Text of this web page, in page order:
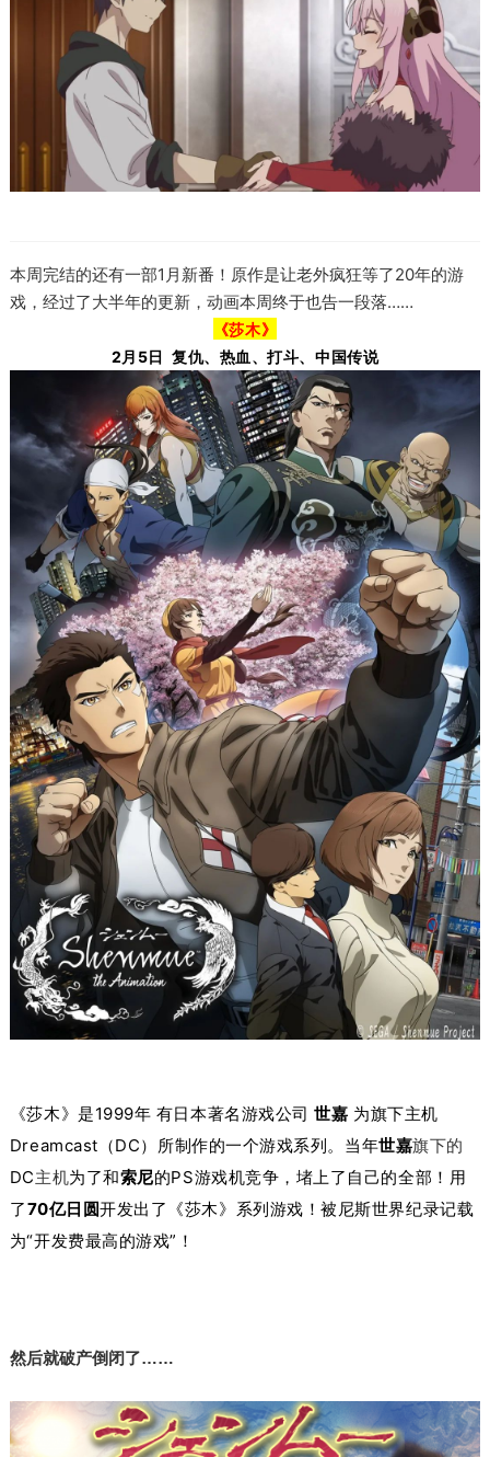
本周完结的还有一部1月新番！ 原作是让老外疯狂等了20年的游
戏，经过了大半年的更新，动画本周终于也告一段落……
《莎木》
2月5日 复仇、热血、打斗、中国传说
《莎木》是1999年 有日本著名游戏公司世嘉 为旗下主机
Dreamcast（DC）所制作的一个游戏系列。当年世嘉旗下的
DC主机为了和索尼的PS游戏机竞争，堵上了自己的全部！ 用
了70亿日圆开发出了《莎木》系列游戏！被尼斯世界纪录记载
为“开发费最高的游戏”！
然后就破产倒闭了……